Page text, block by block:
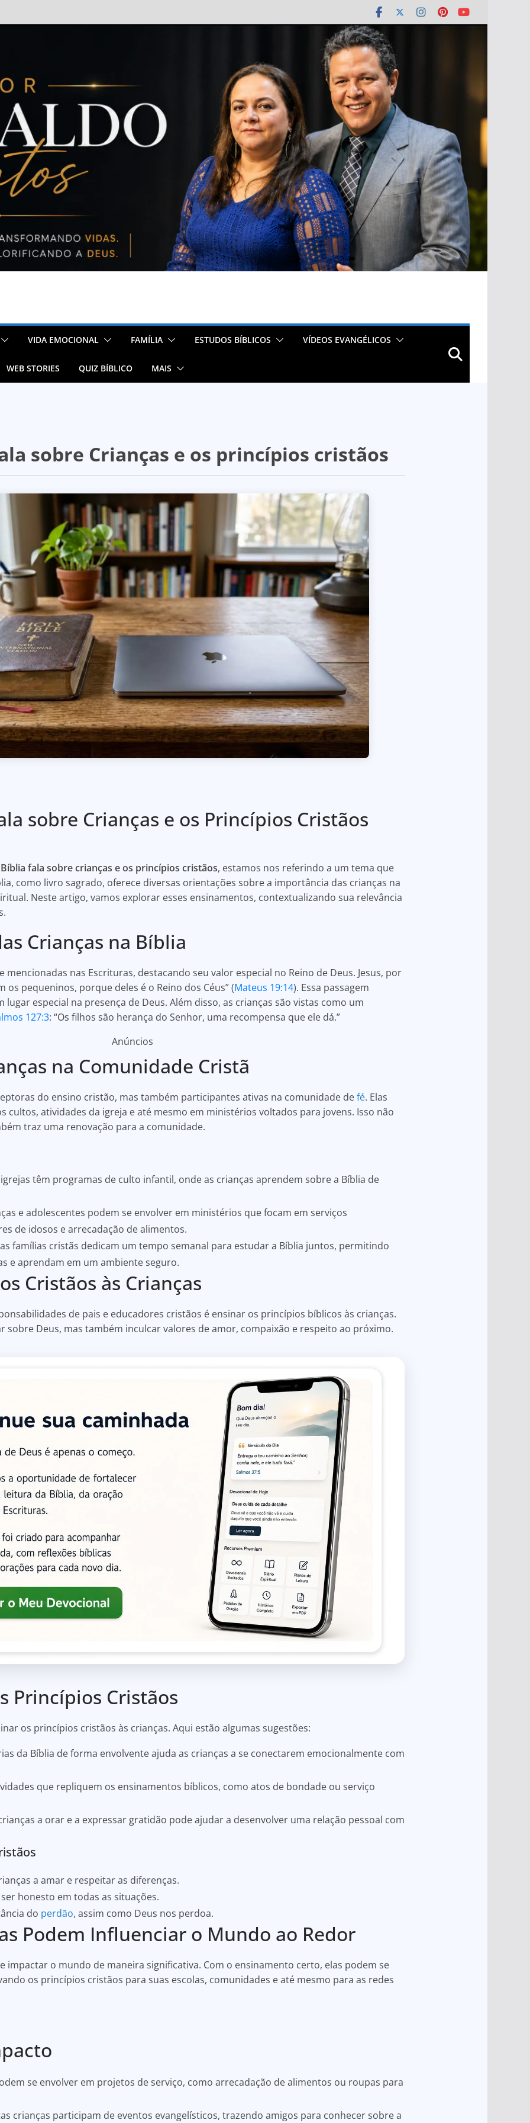
VIDA EMOCIONAL FAMÍLIA ESTUDOS BÍBLICOS VÍDEOS EVANGÉLICOS
WEB STORIES QUIZ BÍBLICO MAIS
sobre Crianças e os princípios cristãos
sobre Crianças e os Princípios Cristãos
fala sobre crianças e os princípios cristãos, estamos nos referindo a um tema que
como livro sagrado, oferece diversas orientações sobre a importância das crianças na
Neste artigo, vamos explorar esses ensinamentos, contextualizando sua relevância
Crianças na Bíblia
nas Escrituras, destacando seu valor especial no Reino de Deus. Jesus, por
os pequeninos, porque deles é o Reino dos Céus” (Mateus 19:14). Essa passagem
lugar especial na presença de Deus. Além disso, as crianças são vistas como um
127:3: “Os filhos são herança do Senhor, uma recompensa que ele dá.”
Anúncios
na Comunidade Cristã
do ensino cristão, mas também participantes ativas na comunidade defé. Elas
cultos, atividades da igreja e até mesmo em ministérios voltados para jovens. Isso não
traz uma renovação para a comunidade.
têm programas de culto infantil, onde as crianças aprendem sobre a Bíblia de
e adolescentes podem se envolver em ministérios que focam em serviços
de idosos e arrecadação de alimentos.
famílias cristãs dedicam um tempo semanal para estudar a Bíblia juntos, permitindo
e aprendam em um ambiente seguro.
Cristãos às Crianças
de pais e educadores cristãos é ensinar os princípios bíblicos às crianças.
sobre Deus, mas também inculcar valores de amor, compaixão e respeito ao próximo.
Princípios Cristãos
os princípios cristãos às crianças. Aqui estão algumas sugestões:
da Bíblia de forma envolvente ajuda as crianças a se conectarem emocionalmente com
que repliquem os ensinamentos bíblicos, como atos de bondade ou serviço
a orar e a expressar gratidão pode ajudar a desenvolver uma relação pessoal com
a amar e respeitar as diferenças.
honesto em todas as situações.
do perdão, assim como Deus nos perdoa.
Podem Influenciar o Mundo ao Redor
impactar o mundo de maneira significativa. Com o ensinamento certo, elas podem se
os princípios cristãos para suas escolas, comunidades e até mesmo para as redes
se envolver em projetos de serviço, como arrecadação de alimentos ou roupas para
crianças participam de eventos evangelísticos, trazendo amigos para conhecer sobre a